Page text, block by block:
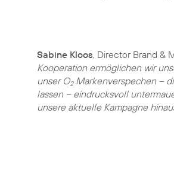
Sabine Kloos, Director Brand &
Kooperation ermöglichen wir
unser O2Markenverspechen –
lassen – eindrucksvoll
unsere aktuelle Kampagne